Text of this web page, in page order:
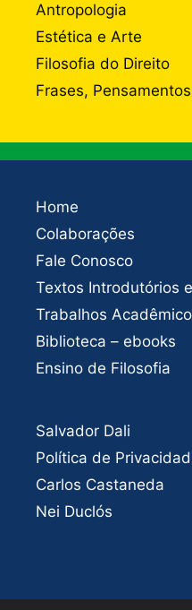
Antropologia
Estética e Arte
Filosofia do Direito
Frases,
Home
Colaborações
Fale Conosco
Textos Introdutórios
Trabalhos
Biblioteca – ebooks
Ensino de Filosofia
Salvador Dali
Política de
Carlos Castaneda
Nei Duclós